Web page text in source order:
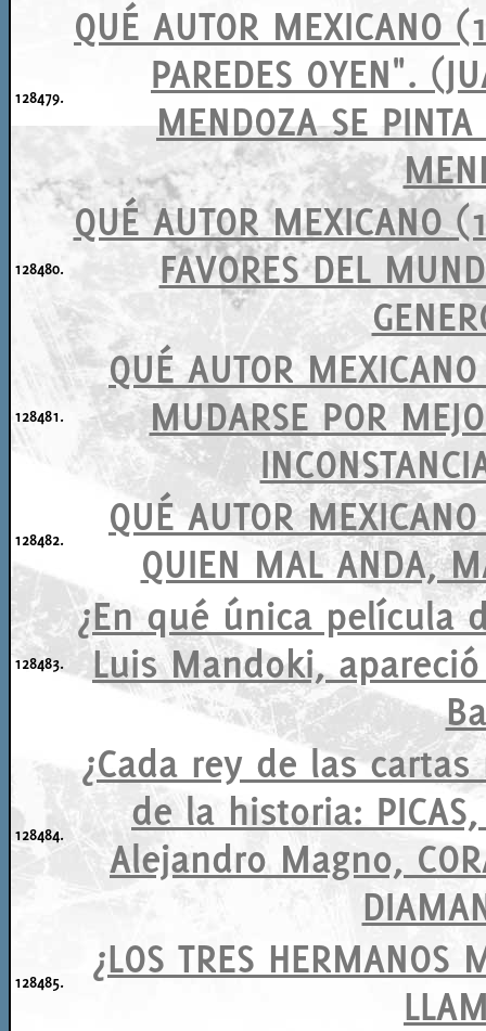
128479.
QUÉ AUTOR MEXICANO
PAREDES OYEN".
MENDOZA SE
128480.
QUÉ AUTOR MEXICANO
FAVORES DEL
128481.
QUÉ AUTOR
MUDARSE POR
128482.
QUÉ AUTOR
QUIEN MAL ANDA,
128483.
¿En qué única película
Luis Mandoki,
128484.
¿Cada rey de las
de la historia: PICAS,
Alejandro Magno,
128485.
¿LOS TRES HERMANOS